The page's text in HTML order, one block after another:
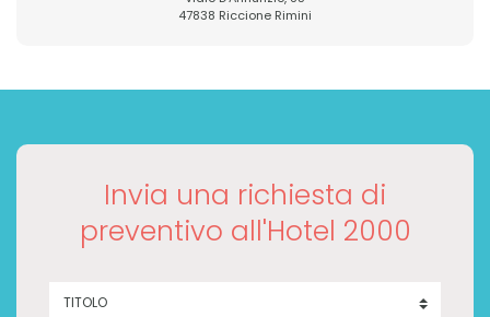
47838 Riccione Rimini
Invia una richiesta di
preventivo all'Hotel 2000
TITOLO